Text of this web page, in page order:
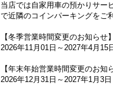
当店では自家用車の預かりサー
で近隣のコインパーキングをご
【冬季営業時間変更のお知らせ】
2026年11月01日～2027年4月
【年末年始営業時間変更のお知
2026年12月31日～2027年1月3